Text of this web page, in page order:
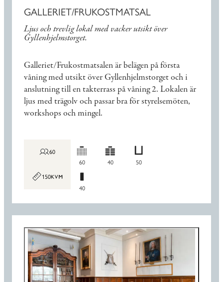
GALLERIET/FRUKOSTMATSAL
Ljus och trevlig lokal med vacker utsikt över
Gyllenhjelmstorget.
Galleriet/Frukostmatsalen är belägen på första
våning med utsikt över Gyllenhjelmstorget och i
anslutning till en takterrass på våning 2. Lokalen är
ljus med trägolv och passar bra för styrelsemöten,
workshops och mingel.
60
150
60 40 50
40